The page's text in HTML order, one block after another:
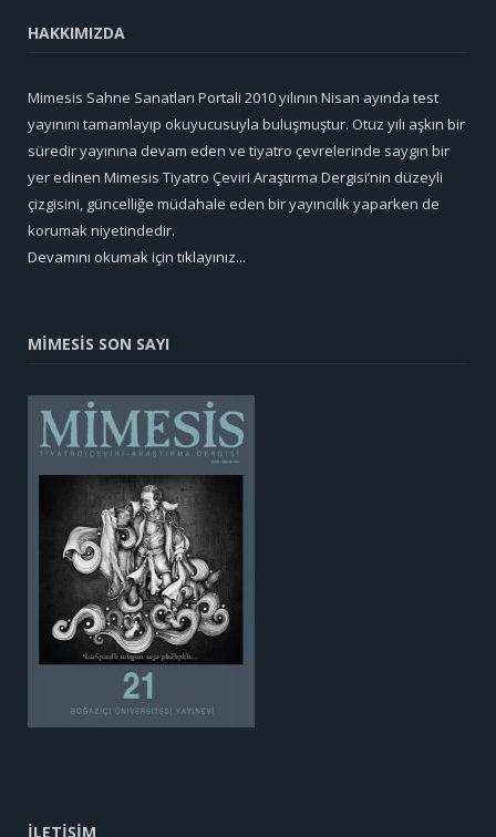
HAKKIMIZDA
Mimesis Sahne Sanatları Portali 2010 yılının Nisan ayında test
yayınını tamamlayıp okuyucusuyla buluşmuştur. Otuz yılı aşkın bir
süredir yayınına devam eden ve tiyatro çevrelerinde saygın bir
yer edinen Mimesis Tiyatro Çeviri Araştırma Dergisi’nin düzeyli
çizgisini, güncelliğe müdahale eden bir yayıncılık yaparken de
korumak niyetindedir.
Devamını okumak için tıklayınız...
MİMESİS SON SAYI
İLETİŞİM